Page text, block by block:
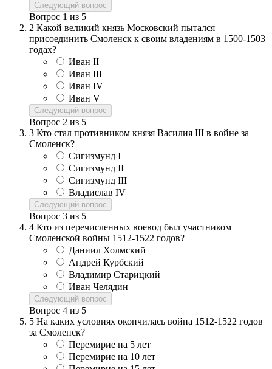
Следующий вопрос
Вопрос 1 из 5
2 Какой великий князь Московский пытался
присоединить Смоленск к своим владениям в 1500-1503
годах?
Иван II
Иван III
Иван IV
Иван V
Следующий вопрос
Вопрос 2 из 5
3 Кто стал противником князя Василия III в войне за
Смоленск?
Сигизмунд I
Сигизмунд II
Сигизмунд III
Владислав IV
Следующий вопрос
Вопрос 3 из 5
4 Кто из перечисленных воевод был участником
Смоленской войны 1512-1522 годов?
Даниил Холмский
Андрей Курбский
Владимир Старицкий
Иван Челядин
Следующий вопрос
Вопрос 4 из 5
5 На каких условиях окончилась война 1512-1522 годов
за Смоленск?
Перемирие на 5 лет
Перемирие на 10 лет